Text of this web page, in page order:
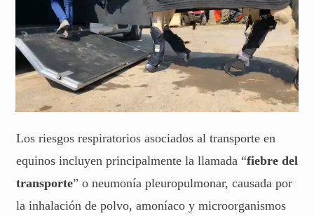
Los riesgos respiratorios asociados al transporte en
equinos incluyen principalmente la llamada “fiebre del
transporte” o neumonía pleuropulmonar, causada por
la inhalación de polvo, amoníaco y microorganismos